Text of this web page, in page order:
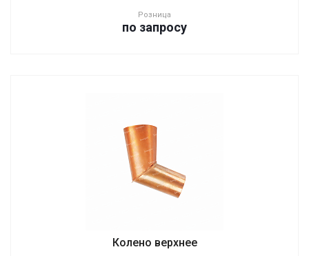
Розница
по запросу
Колено верхнее